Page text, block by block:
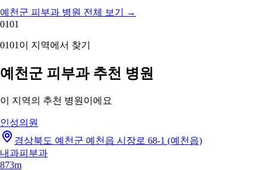
예천군 피부과 병원 전체 보기
→
0101
0101 이 지역에서 찾기
예천군 피부과 추천 병원
이 지역의 추천 병원이에요
인성의원
경상북도 예천군 예천읍 시장로 68-1 (예천읍)
내과피부과
873m